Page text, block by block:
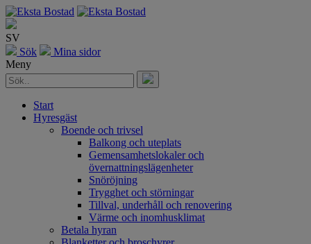
SV
Sök
Mina sidor
Meny
Start
Hyresgäst
Boende och trivsel
Balkong och uteplats
Gemensamhetslokaler och
övernattningslägenheter
Snöröjning
Trygghet och störningar
Tillval, underhåll och renovering
Värme och inomhusklimat
Betala hyran